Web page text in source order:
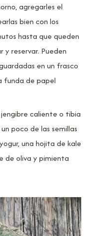
agregarles el
bien con los
hasta que queden
reservar. Pueden
en un frasco
funda de papel
caliente o tibia
poco de las semillas
una hojita de kale
de oliva y pimienta